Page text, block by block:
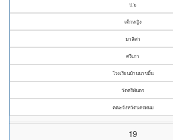
ป.๖
เด็กหญิง
มาลิศา
ศรีเภา
โรงเรียนบ้านนาขมิ้น
วัดศรีพันดร
คณะจังหวัดนครพนม
19